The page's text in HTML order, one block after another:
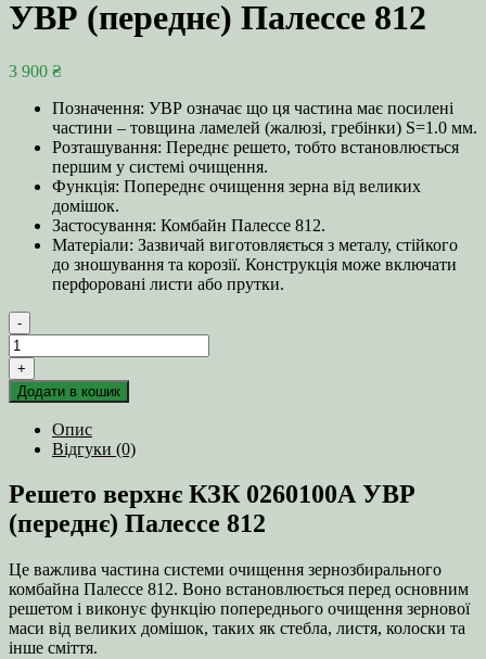
УВР (переднє) Палессе 812
3 900 ₴
Позначення: УВР означає що ця частина має посилені
частини – товщина ламелей (жалюзі, гребінки) S=1.0 мм.
Розташування: Переднє решето, тобто встановлюється
першим у системі очищення.
Функція: Попереднє очищення зерна від великих
домішок.
Застосування: Комбайн Палессе 812.
Матеріали: Зазвичай виготовляється з металу, стійкого
до зношування та корозії. Конструкція може включати
перфоровані листи або прутки.
-
Решето
верхнє
КЗК
0260100А
(переднє)
Палессе
кількість
+
Додати в кошик
Опис
Відгуки (0)
Решето верхнє КЗК 0260100А УВР
(переднє) Палессе 812
Це важлива частина системи очищення зернозбирального
комбайна Палессе 812. Воно встановлюється перед основним
решетом і виконує функцію попереднього очищення зернової
маси від великих домішок, таких як стебла, листя, колоски та
інше сміття.